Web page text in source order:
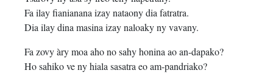
Fa ilay fianianana izay nataony dia fatratra.
Dia ilay dina masina izay naloaky ny vavany.
Fa zovy àry moa aho no sahy honina ao an-dapako?
Ho sahiko ve ny hiala sasatra eo am-pandriako?